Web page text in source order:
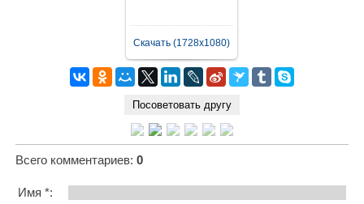
Скачать (1728x1080)
Всего комментариев: 0
Имя *: